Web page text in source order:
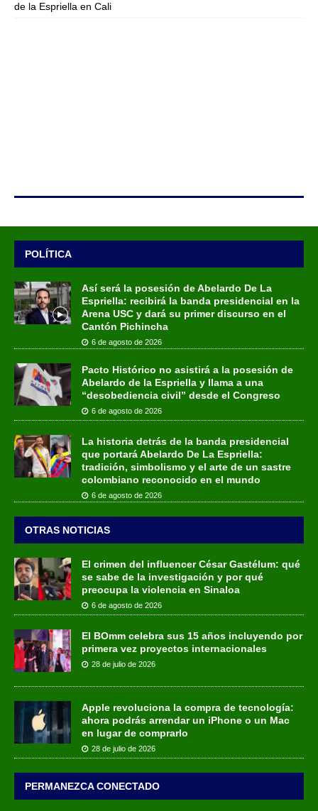
de la Espriella en Cali
POLÍTICA
Así será la posesión de Abelardo De La
Espriella: recibirá la banda presidencial en la
Arena USC y dará su primer discurso en el
Cantón Pichincha
6 de agosto de 2026
Pacto Histórico no asistirá a la posesión de
Abelardo de la Espriella y llama a una
“desobediencia civil” desde el Congreso
6 de agosto de 2026
La historia detrás de la banda presidencial
que portará Abelardo De La Espriella:
tradición, simbolismo y el arte de un sastre
colombiano reconocido en el mundo
6 de agosto de 2026
OTRAS NOTICIAS
El crimen del influencer César Gastélum: qué
se sabe de la investigación y por qué
preocupa la violencia en Sinaloa
6 de agosto de 2026
El BOmm celebra sus 15 años incluyendo por
primera vez proyectos internacionales
28 de julio de 2026
Apple revoluciona la compra de tecnología:
ahora podrás arrendar un iPhone o un Mac
en lugar de comprarlo
28 de julio de 2026
PERMANEZCA CONECTADO